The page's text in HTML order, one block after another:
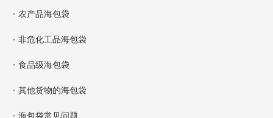
农产品海包袋
非危化工品海包袋
食品级海包袋
其他货物的海包袋
海包袋常见问题